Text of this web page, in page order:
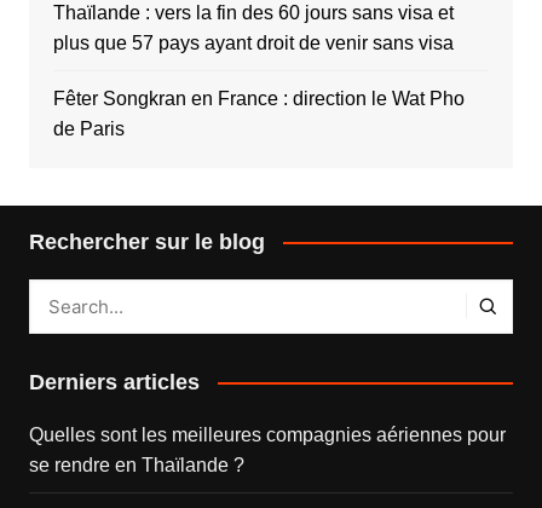
Thaïlande : vers la fin des 60 jours sans visa et
plus que 57 pays ayant droit de venir sans visa
Fêter Songkran en France : direction le Wat Pho
de Paris
Rechercher sur le blog
Derniers articles
Quelles sont les meilleures compagnies aériennes pour
se rendre en Thaïlande ?